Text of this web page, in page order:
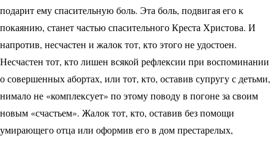
подарит ему спасительную боль. Эта боль, подвигая его к
покаянию, станет частью спасительного Креста Христова. И
напротив, несчастен и жалок тот, кто этого не удостоен.
Несчастен тот, кто лишен всякой рефлексии при воспоминании
о совершенных абортах, или тот, кто, оставив супругу с детьми,
нимало не «комплексует» по этому поводу в погоне за своим
новым «счастьем». Жалок тот, кто, оставив без помощи
умирающего отца или оформив его в дом престарелых,